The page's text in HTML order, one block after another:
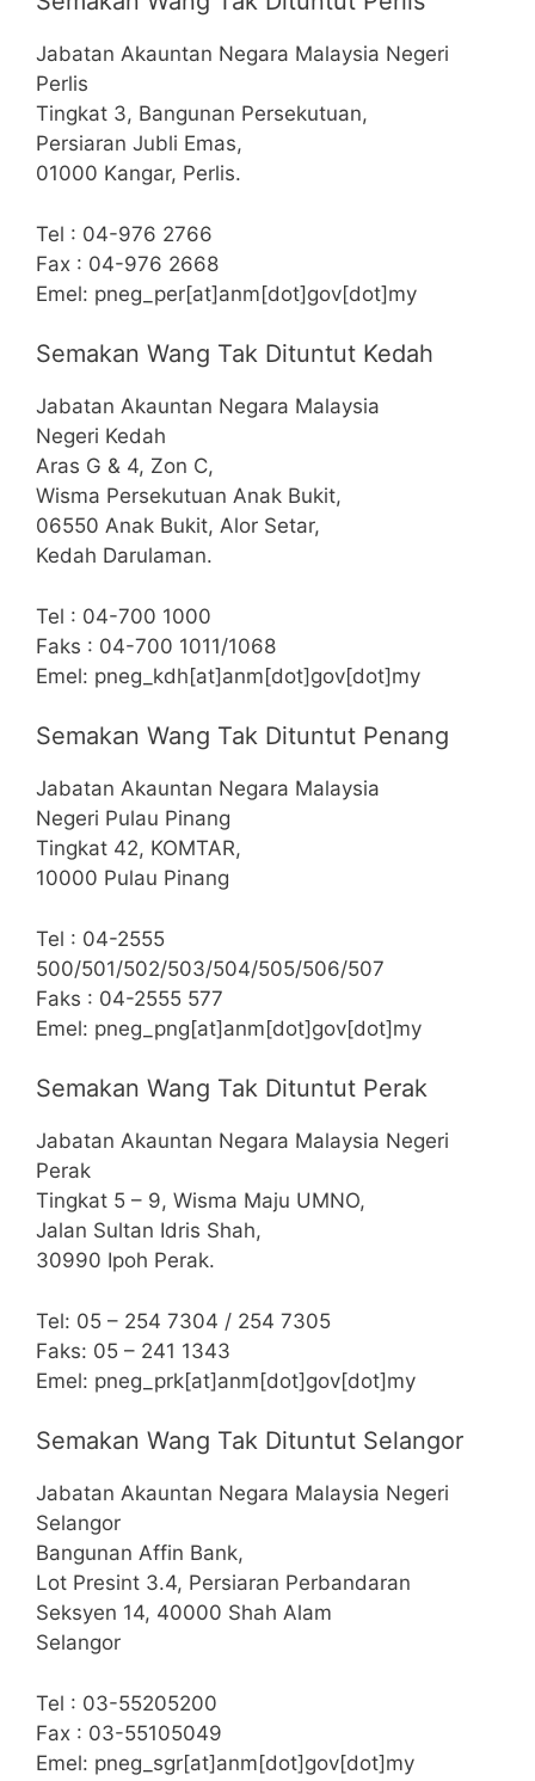
Jabatan Akauntan Negara Malaysia Negeri
Perlis
Tingkat 3, Bangunan Persekutuan,
Persiaran Jubli Emas,
01000 Kangar, Perlis.
Tel : 04-976 2766
Fax : 04-976 2668
Emel: pneg_per[at]anm[dot]gov[dot]my
Semakan Wang Tak Dituntut Kedah
Jabatan Akauntan Negara Malaysia
Negeri Kedah
Aras G & 4, Zon C,
Wisma Persekutuan Anak Bukit,
06550 Anak Bukit, Alor Setar,
Kedah Darulaman.
Tel : 04-700 1000
Faks : 04-700 1011/1068
Emel: pneg_kdh[at]anm[dot]gov[dot]my
Semakan Wang Tak Dituntut Penang
Jabatan Akauntan Negara Malaysia
Negeri Pulau Pinang
Tingkat 42, KOMTAR,
10000 Pulau Pinang
Tel : 04-2555
500/501/502/503/504/505/506/507
Faks : 04-2555 577
Emel: pneg_png[at]anm[dot]gov[dot]my
Semakan Wang Tak Dituntut Perak
Jabatan Akauntan Negara Malaysia Negeri
Perak
Tingkat 5 – 9, Wisma Maju UMNO,
Jalan Sultan Idris Shah,
30990 Ipoh Perak.
Tel: 05 – 254 7304 / 254 7305
Faks: 05 – 241 1343
Emel: pneg_prk[at]anm[dot]gov[dot]my
Semakan Wang Tak Dituntut Selangor
Jabatan Akauntan Negara Malaysia Negeri
Selangor
Bangunan Affin Bank,
Lot Presint 3.4, Persiaran Perbandaran
Seksyen 14, 40000 Shah Alam
Selangor
Tel : 03-55205200
Fax : 03-55105049
Emel: pneg_sgr[at]anm[dot]gov[dot]my